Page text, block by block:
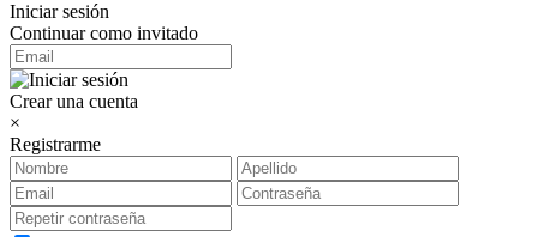
Iniciar sesión
Continuar como invitado
Crear una cuenta
×
Registrarme